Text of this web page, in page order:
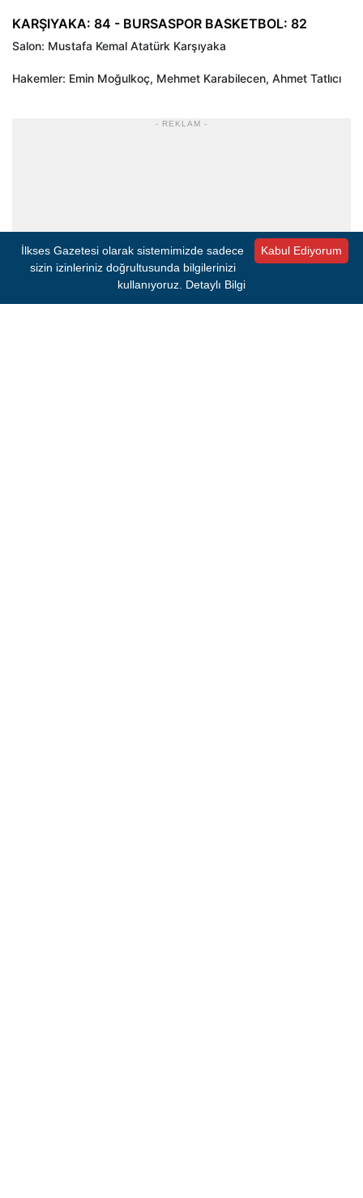
KARŞIYAKA: 84 - BURSASPOR BASKETBOL: 82
Salon: Mustafa Kemal Atatürk Karşıyaka
Hakemler: Emin Moğulkoç, Mehmet Karabilecen, Ahmet Tatlıcı
- REKLAM -
Kabul Ediyorum
İlkses Gazetesi olarak sistemimizde sadece
sizin izinleriniz doğrultusunda bilgilerinizi
kullanıyoruz. Detaylı Bilgi